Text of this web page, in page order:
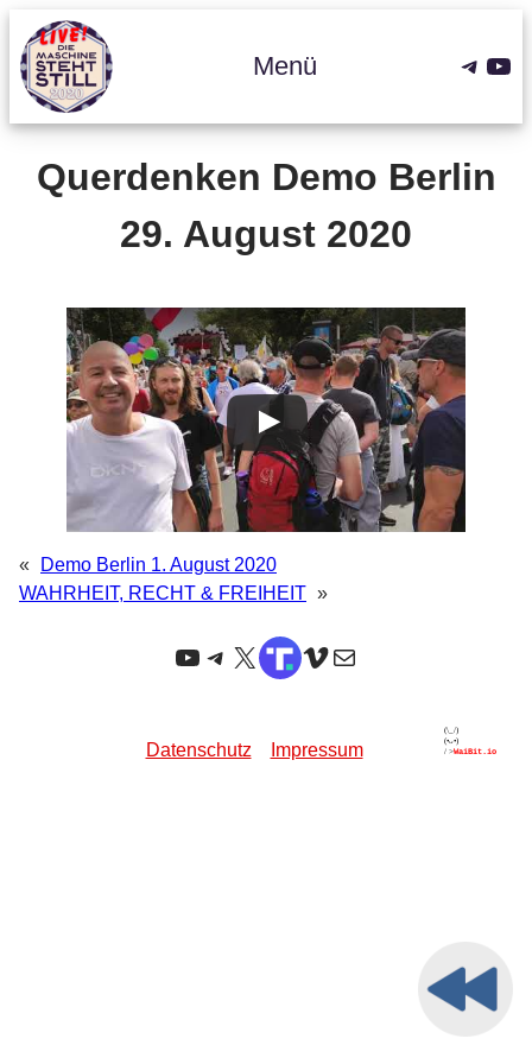
Zum
Inhalt
springen
Menü
Querdenken Demo Berlin
29. August 2020
«
Demo Berlin 1. August 2020
WAHRHEIT, RECHT & FREIHEIT »
YouTube
Telegram
X TruthSocial
Vimeo
E-Mail
Datenschutz Impressum